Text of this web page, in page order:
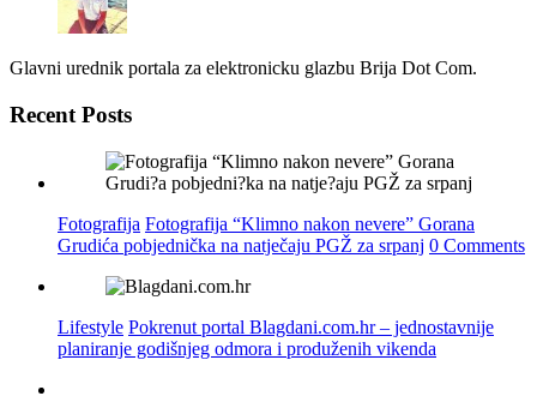
Glavni urednik portala za elektronicku glazbu Brija Dot Com.
Recent Posts
Fotografija Fotografija “Klimno nakon nevere” Gorana
Grudića pobjednička na natječaju PGŽ za srpanj 0 Comments
Lifestyle Pokrenut portal Blagdani.com.hr – jednostavnije
planiranje godišnjeg odmora i produženih vikenda